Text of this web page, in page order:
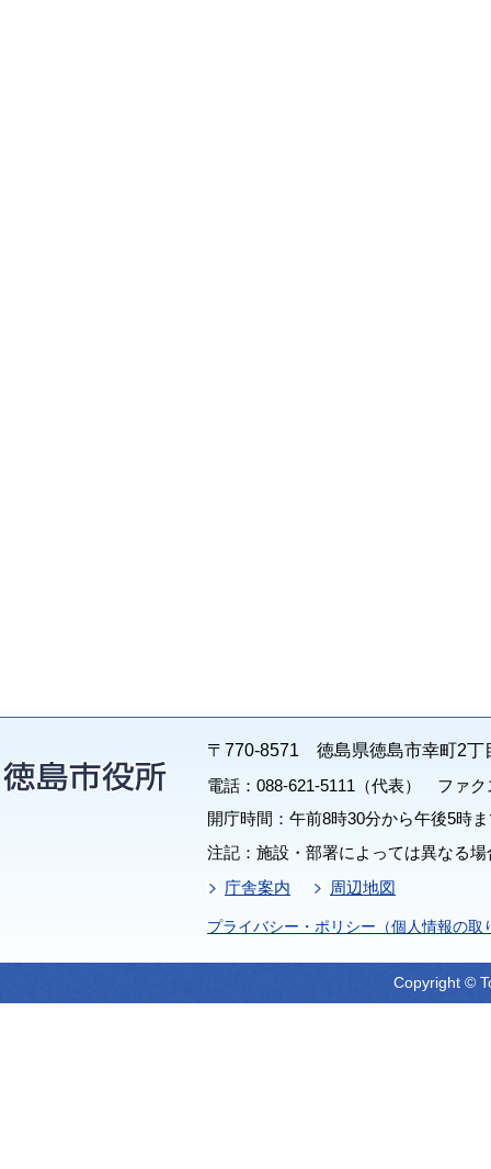
〒770-8571 徳島県徳島市幸町2丁
電話：088-621-5111（代表） ファク
開庁時間：午前8時30分から午後5時
注記：施設・部署によっては異なる
庁舎案内
周辺地図
プライバシー・ポリシー（個人情報の取
Copyright ©